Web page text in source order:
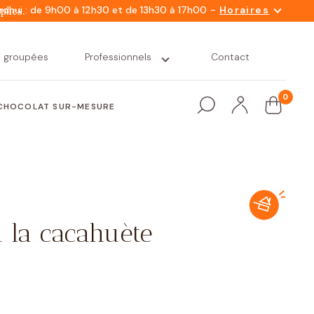
: de 9h00 à 12h30 et de 13h30 à 17h00 - Horaires
groupées Professionnels Contact
SUR-MESURE
0
la cacahuète